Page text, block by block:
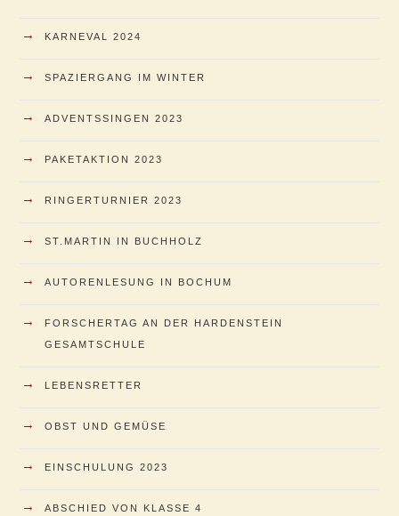
→ KARNEVAL 2024
→ SPAZIERGANG IM WINTER
→ ADVENTSSINGEN 2023
→ PAKETAKTION 2023
→ RINGERTURNIER 2023
→ ST.MARTIN IN BUCHHOLZ
→ AUTORENLESUNG IN BOCHUM
→
FORSCHERTAG AN DER HARDENSTEIN
GESAMTSCHULE
→ LEBENSRETTER
→ OBST UND GEMÜSE
→ EINSCHULUNG 2023
→ ABSCHIED VON KLASSE 4